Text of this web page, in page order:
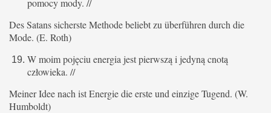
Des Satans sicherste Methode beliebt zu überführen durch die
Mode. (E. Roth)
W moim pojęciu energia jest pierwszą i jedyną cnotą
człowieka. //
Meiner Idee nach ist Energie die erste und einzige Tugend. (W.
Humboldt)